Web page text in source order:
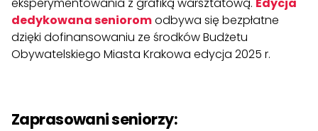
eksperymentowania z grafiką warsztatową. Edycja
dedykowana senioromodbywa się bezpłatne
dzięki dofinansowaniu ze środków Budżetu
Obywatelskiego Miasta Krakowa edycja 2025 r.
Zaprasowani seniorzy: